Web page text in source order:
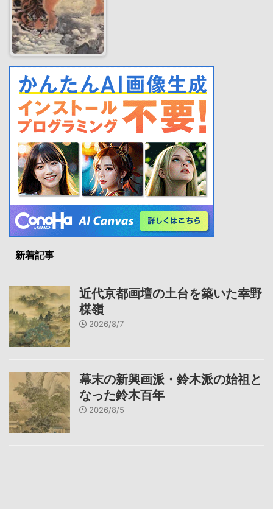
新着記事
近代京都画壇の土台を築いた幸野
楳嶺
2026/8/7
幕末の新興画派・鈴木派の始祖と
なった鈴木百年
2026/8/5